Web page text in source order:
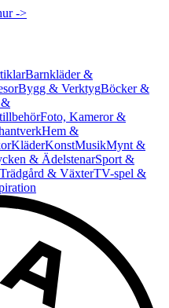
->
Barnkläder &
Bygg & VerktygBöcker &
Foto, Kameror &
Hem &
KläderKonstMusikMynt &
& ÄdelstenarSport &
Trädgård & VäxterTV-spel &